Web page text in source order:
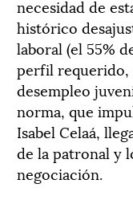
necesidad de
histórico
laboral (el 55%
perfil requerido,
desempleo
norma, que
Isabel Celaá,
de la patronal y
negociación.